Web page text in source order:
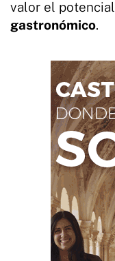
valor el
gastronómico.